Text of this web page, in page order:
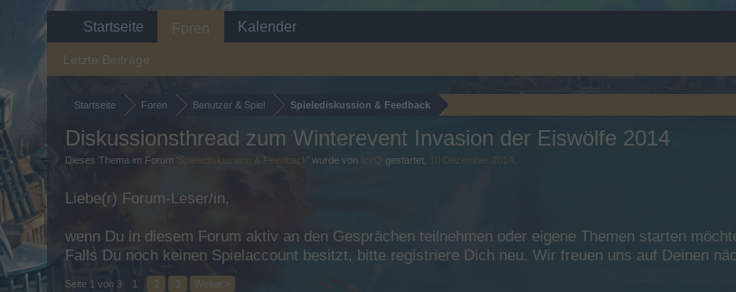
Startseite Foren Benutzer & Spiel Spielediskussion & Feedback
Diskussionsthread zum Winterevent Invasion der Eiswölfe 2014
Dieses Thema im Forum ' Spielediskussion & Feedback' wurde von IceQ gestartet, 10 Dezember 2014
Liebe(r) Forum-Leser/in,
wenn Du in diesem Forum aktiv an den Gesprächen teilnehmen oder eigene Themen starten
Falls Du noch keinen Spielaccount besitzt, bitte registriere Dich neu. Wir freuen uns auf Deinen
Seite 1 von 3 1 2 3 Weiter >
Startseite Foren
Letzte Beiträge
Kalender